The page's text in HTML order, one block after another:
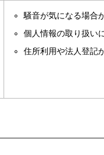
騒音が気になる場合
個人情報の取り扱い
住所利用や法人登記